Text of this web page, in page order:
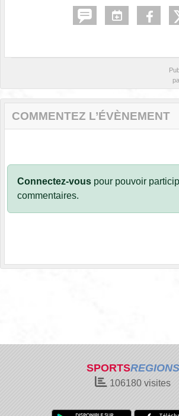
COMMENTEZ L’ÉVÈNEMENT
Connectez-vous pour pouvoir
commentaires.
SPORTSREGIONS
106180 visites